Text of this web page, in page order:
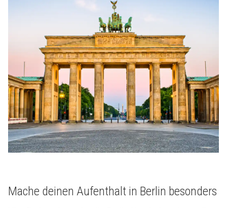
Mache deinen Aufenthalt in Berlin besonders